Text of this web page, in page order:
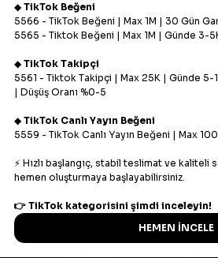
PayTR – Havale/EFT/Atm
Nasıl Sipariş Verebilirim?
Hesabım Risk Altında mı?